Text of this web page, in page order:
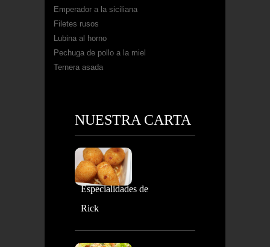
Emperador a la siciliana
Filetes rusos
Lubina al horno
Pechuga de pollo a la miel
Ternera asada
NUESTRA CARTA
Especialidades de
Rick